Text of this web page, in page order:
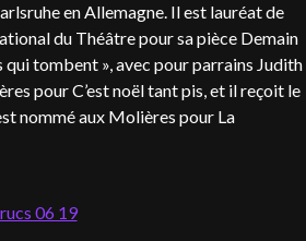
en Allemagne. Il est lauréat de
du Théâtre pour sa pièce Demain
qui tombent », avec pour parrains Judith
pour C’est noël tant pis, et il reçoit le
nommé aux Molières pour La